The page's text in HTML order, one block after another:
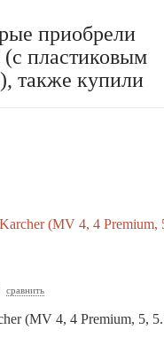
приобрели
пластиковым
также купили
сравнить
(MV 4, 4 Premium, 5,